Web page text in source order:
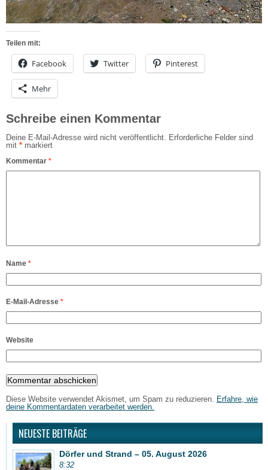
Teilen mit:
Facebook Twitter Pinterest
Mehr
Schreibe einen Kommentar
Deine E-Mail-Adresse wird nicht veröffentlicht.
Erforderliche Felder sind
mit * markiert
Kommentar *
Name *
E-Mail-Adresse *
Website
Diese Website verwendet Akismet, um Spam zu reduzieren.
Erfahre, wie
deine Kommentardaten verarbeitet werden.
NEUESTE BEITRÄGE
Dörfer und Strand – 05. August 2026
8:32